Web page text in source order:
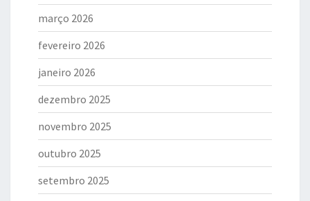
março 2026
fevereiro 2026
janeiro 2026
dezembro 2025
novembro 2025
outubro 2025
setembro 2025